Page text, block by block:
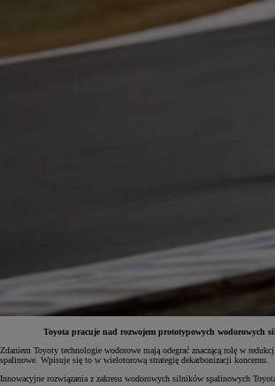
Toyota pracuje nad rozwojem prototypowych wodorowych
Zdaniem Toyoty technologie wodorowe mają odegrać znaczącą rolę w
spalinowe. Wpisuje się to w wielotorową strategię dekarbonizacji koncernu.
Innowacyjne rozwiązania z zakresu wodorowych silników spalinowych